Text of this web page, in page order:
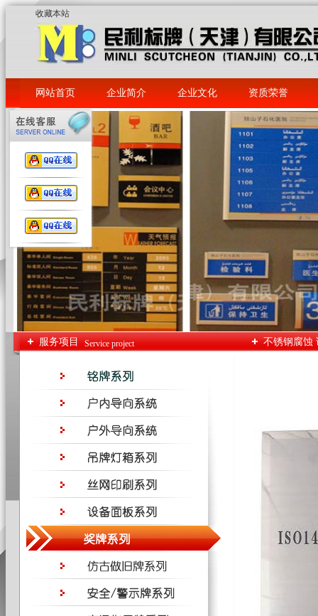
收藏本站
网站首页 企业简介 企业文化 资质荣誉
服务项目 Service project 不锈钢腐蚀